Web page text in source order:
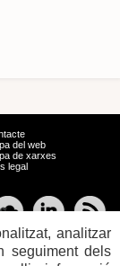
navegar.
del web
de xarxes
legal
analitzar
seguiment dels